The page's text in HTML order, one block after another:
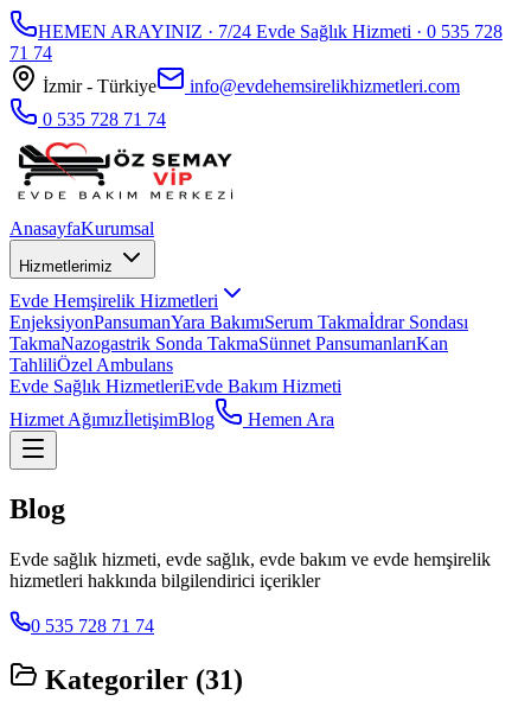
HEMEN ARAYINIZ · 7/24 Evde Sağlık Hizmeti · 0 535 728
71 74
İzmir - Türkiye
info@evdehemsirelikhizmetleri.com
0 535 728 71 74
AnasayfaKurumsal
Hizmetlerimiz
Evde Hemşirelik Hizmetleri
EnjeksiyonPansumanYara BakımıSerum Takmaİdrar Sondası
TakmaNazogastrik Sonda TakmaSünnet PansumanlarıKan
TahliliÖzel Ambulans
Evde Sağlık HizmetleriEvde Bakım Hizmeti
Hizmet AğımızİletişimBlog Hemen Ara
Blog
Evde sağlık hizmeti, evde sağlık, evde bakım ve evde hemşirelik
hizmetleri hakkında bilgilendirici içerikler
0 535 728 71 74
Kategoriler (31)